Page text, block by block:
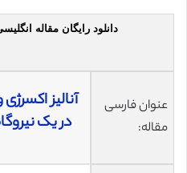
دانلود رایگان مقاله
عنوان فارسی
مقاله:
آنالیز
در یک